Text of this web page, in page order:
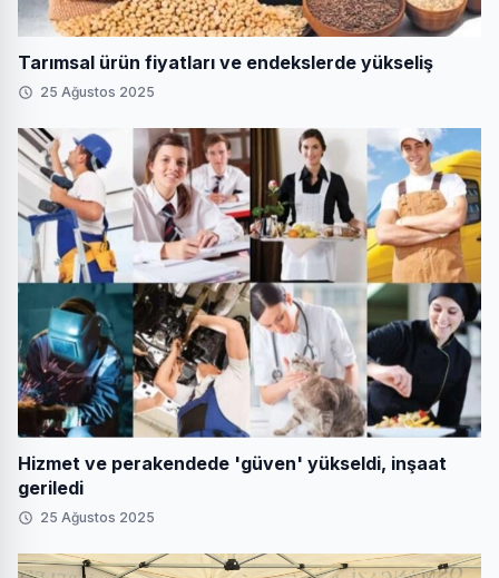
Tarımsal ürün fiyatları ve endekslerde yükseliş
25 Ağustos 2025
Hizmet ve perakendede 'güven' yükseldi, inşaat
geriledi
25 Ağustos 2025